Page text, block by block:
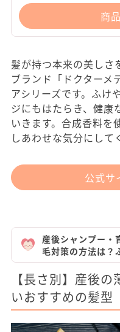
商
髪が持つ本来の美しさ
ブランド「ドクターメ
アシリーズです。ふけ
ジにもはたらき、健康
いきます。合成香料を
しあわせな気分にして
公式サ
産後シャンプー・
毛対策の方法は？
【長さ別】産後
いおすすめの髪型